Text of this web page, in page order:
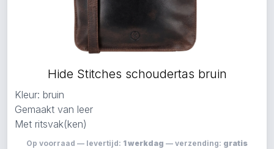
Hide Stitches schoudertas bruin
Kleur: bruin
Gemaakt van leer
Met ritsvak(ken)
Op voorraad — levertijd: 1 werkdag — verzending: gratis